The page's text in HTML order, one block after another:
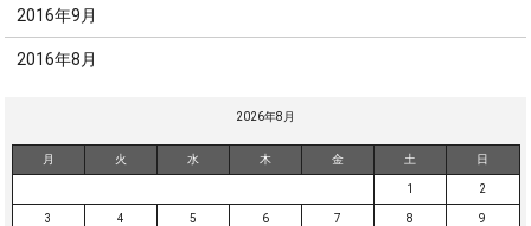
2016年9月
2016年8月
2026年8月
月 火 水 木 金 土 日
1 2
3 4 5 6 7 8 9